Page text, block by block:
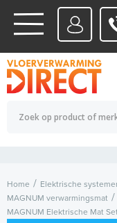
WATERSYSTEMEN
ELEKTRISCHE SYSTEMEN
Home Elektrische
MAGNUM verwarmingsmat
MAGNUM Elektrische Mat